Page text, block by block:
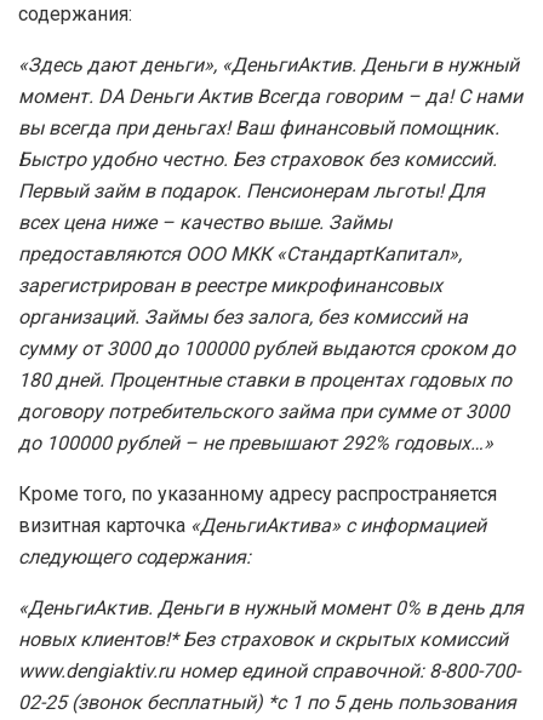
содержания:
«Здесь дают деньги», «ДеньгиАктив. Деньги в нужный
момент. DA Dеньги Актив Всегда говорим – да! С нами
вы всегда при деньгах! Ваш финансовый помощник.
Быстро удобно честно. Без страховок без комиссий.
Первый займ в подарок. Пенсионерам льготы! Для
всех цена ниже – качество выше. Займы
предоставляются ООО МКК «СтандартКапитал»,
зарегистрирован в реестре микрофинансовых
организаций. Займы без залога, без комиссий на
сумму от 3000 до 100000 рублей выдаются сроком до
180 дней. Процентные ставки в процентах годовых по
договору потребительского займа при сумме от 3000
до 100000 рублей – не превышают 292% годовых…»
Кроме того, по указанному адресу распространяется
визитная карточка «ДеньгиАктива» с информацией
следующего содержания:
«ДеньгиАктив. Деньги в нужный момент 0% в день для
новых клиентов!* Без страховок и скрытых комиссий
www.dengiaktiv.ru номер единой справочной: 8-800-700-
02-25 (звонок бесплатный) *с 1 по 5 день пользования